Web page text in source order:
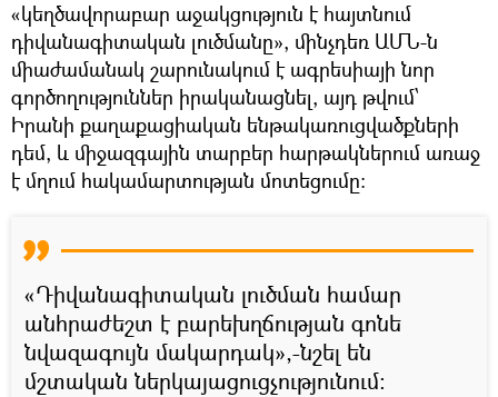
«կեղծավորաբար աջակցություն է հայտնում
դիվանագիտական լուծմանը», մինչդեռ ԱՄՆ-ն
միաժամանակ շարունակում է ագրեսիայի նոր
գործողություններ իրականացնել, այդ թվում՝
Իրանի քաղաքացիական ենթակառուցվածքների
դեմ, և միջազգային տարբեր հարթակներում առաջ
է մղում հակամարտության մոտեցումը։
«Դիվանագիտական լուծման համար
անհրաժեշտ է բարեխղճության գոնե
նվազագույն մակարդակ»,-նշել են
մշտական ներկայացուցչությունում։